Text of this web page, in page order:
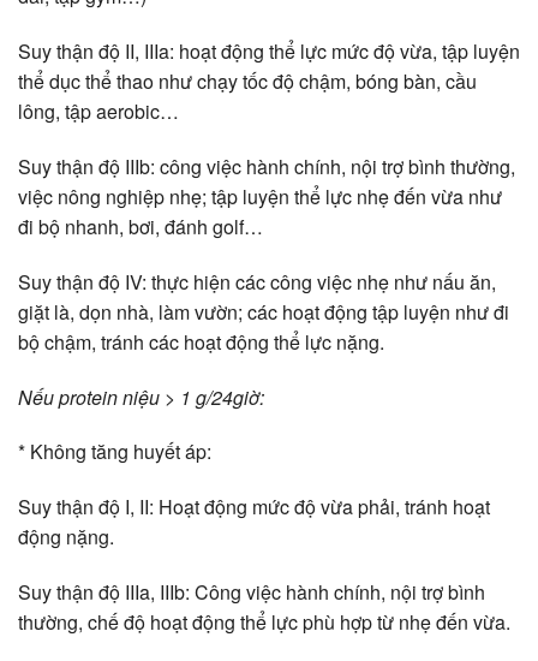
Suy thận độ II, IIIa: hoạt động thể lực mức độ vừa, tập luyện
thể dục thể thao như chạy tốc độ chậm, bóng bàn, cầu
lông, tập aerobic…
Suy thận độ IIIb: công việc hành chính, nội trợ bình thường,
việc nông nghiệp nhẹ; tập luyện thể lực nhẹ đến vừa như
đi bộ nhanh, bơi, đánh golf…
Suy thận độ IV: thực hiện các công việc nhẹ như nấu ăn,
giặt là, dọn nhà, làm vườn; các hoạt động tập luyện như đi
bộ chậm, tránh các hoạt động thể lực nặng.
Nếu protein niệu > 1 g/24giờ:
* Không tăng huyết áp:
Suy thận độ I, II: Hoạt động mức độ vừa phải, tránh hoạt
động nặng.
Suy thận độ IIIa, IIIb: Công việc hành chính, nội trợ bình
thường, chế độ hoạt động thể lực phù hợp từ nhẹ đến vừa.